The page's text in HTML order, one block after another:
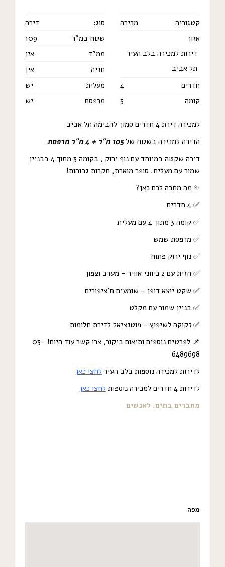
קטגוריה מכירה סוג:
דירה
אזור
דירות למכירה בלב העיר
תל אביב
שטח במ"ר
109
ממ"ד
אין
חניה
אין
חדרים
4 מעלית
יש
קומה
3 מרפסת יש
למכירה דירת 4 חדרים סמוך להבימה תל אביב
הדירה למכירה בשטח של105 מ”ר + 4 מ”ר מרפסת
דירה שקטה במיוחד עם נוף ירוק , בקומה 3 מתוך 4 בבניין
שמור עם מעלית. סופר מוארת, תקרות גבוהות!
✨ מה מחכה לכם כאן?
✅ 4 חדרים
✅ קומה 3 מתוך 4 עם מעלית
✅ מרפסת שמש
✅ נוף ירוק פתוח
✅ חזית עם 2 כיווני אוויר – מערב וצפון
✅ שקט יוצא דופן – שומעים ת’ציפורים
✅ בניין שמור עם מקלט
✅ זקוקה לשיפוץ – פוטנציאל לדירת חלומות
📌 לפרטים נוספים ותיאום ביקור, צרו קשר עוד היום! 03-
6489698
לדירות למכירה נוספות בלב העיר לחצו כאן
לדירות 4 חדרים למכירה נוספות
לחצו כאן
מחברים בתים. לאנשים
מפה